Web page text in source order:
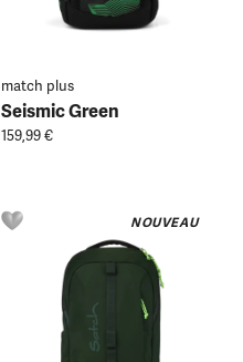
match plus
Seismic Green
159,99 €
NOUVEAU